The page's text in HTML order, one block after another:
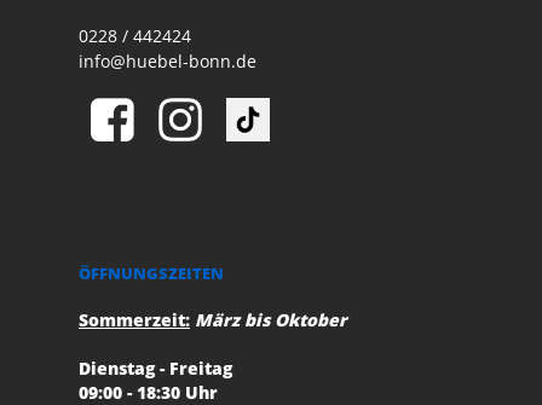
0228 / 442424
info@huebel-bonn.de
ÖFFNUNGSZEITEN
Sommerzeit: März bis Oktober
Dienstag - Freitag
09:00 - 18:30 Uhr